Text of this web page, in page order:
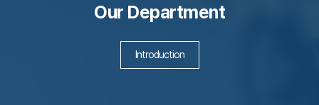
Our Department
Introduction